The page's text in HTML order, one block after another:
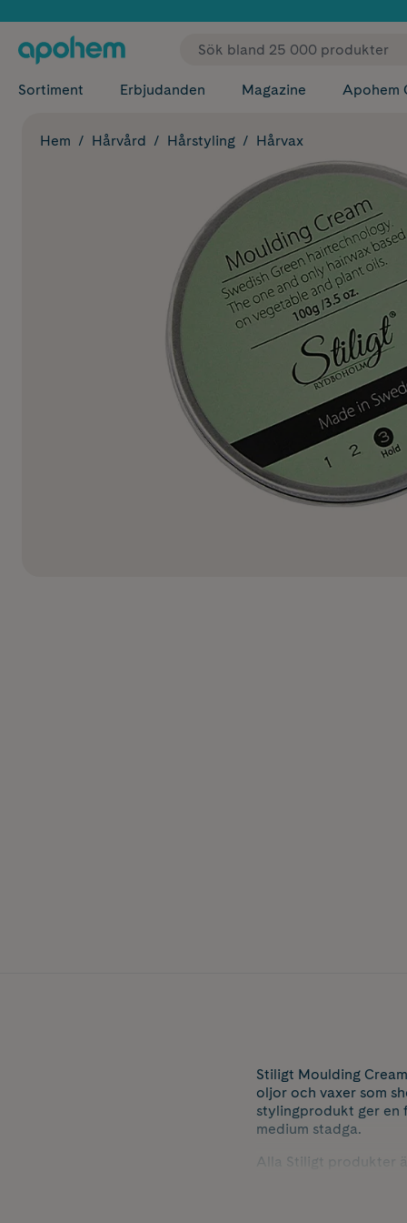
✓ Fri
Sortiment Erbjudanden Magazine Apohem
Hem Hårvård Hårstyling Hårvax
Stiligt Moulding
oljor och vaxer som
stylingprodukt ger en
medium stadga.
Alla Stiligt produkter
Fri från: färgämnen,